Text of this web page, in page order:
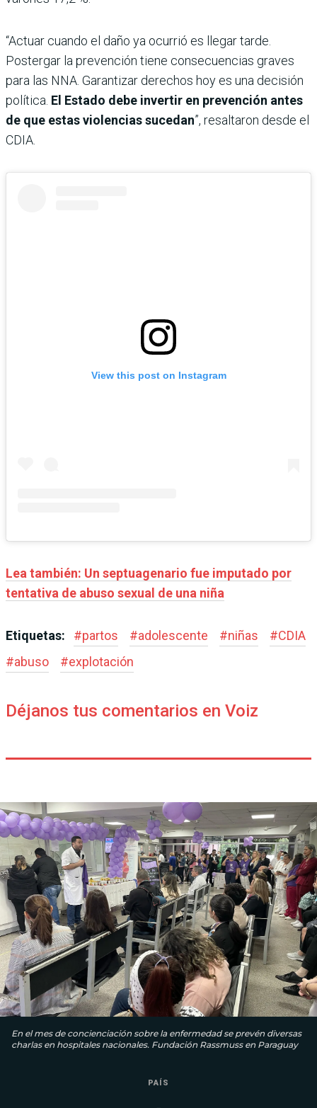
“Actuar cuando el daño ya ocurrió es llegar tarde.
Postergar la prevención tiene consecuencias graves
para las NNA. Garantizar derechos hoy es una decisión
política. El Estado debe invertir en prevención antes
de que estas violencias sucedan”, resaltaron desde el
CDIA.
View this post on Instagram
Lea también: Un septuagenario fue imputado por
tentativa de abuso sexual de una niña
Etiquetas: #partos #adolescente #niñas #CDIA
#abuso #explotación
Déjanos tus comentarios en Voiz
En el mes de concienciación sobre la enfermedad se prevén diversas
charlas en hospitales nacionales. Fundación Rassmuss en Paraguay
PAÍS